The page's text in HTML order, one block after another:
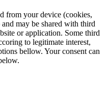
from your device (cookies,
may be shared with third
or application. Some third
to legitimate interest,
bellow. Your consent can